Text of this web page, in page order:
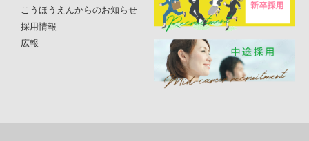
こうほうえんからのお知らせ
採用情報
広報